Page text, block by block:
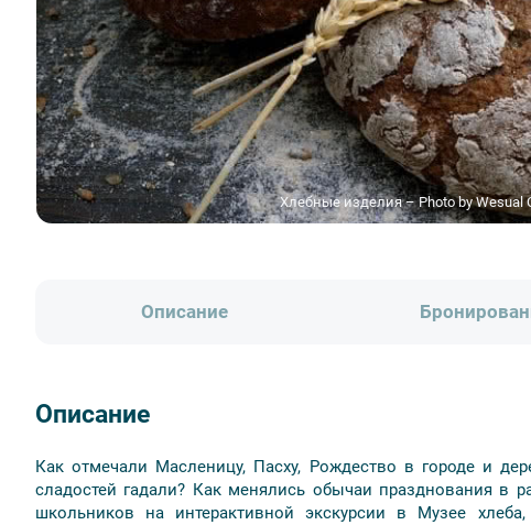
Хлебные изделия – Photo by Wesual
Описание
Описание
Как отмечали Масленицу, Пасху, Рождество в городе и
сладостей гадали? Как менялись обычаи празднования в
школьников на интерактивной экскурсии в Музее